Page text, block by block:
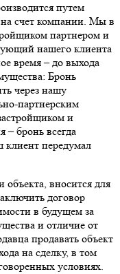
путем
счет компании. Мы в
партнером и
нашего клиента
время – до выхода
Бронь
через нашу
партнерским
и
– бронь всегда
клиент передумал
объекта, вносится для
договор
в будущем за
и отличие от
продавать объект
на сделку, в том
условиях.